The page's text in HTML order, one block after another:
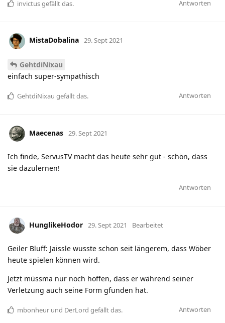
Antworten
invictusgefällt das.
MistaDobalina 29. Sept 2021
GehtdiNixau
einfach super-sympathisch
Antworten
GehtdiNixau gefällt das.
Maecenas 29. Sept 2021
Ich finde, ServusTV macht das heute sehr gut - schön, dass
sie dazulernen!
Antworten
HunglikeHodor 29. Sept 2021 Bearbeitet
Geiler Bluff: Jaissle wusste schon seit längerem, dass Wöber
heute spielen können wird.
Jetzt müssma nur noch hoffen, dass er während seiner
Verletzung auch seine Form gfunden hat.
Antworten
mbonheur und DerLord gefällt das.